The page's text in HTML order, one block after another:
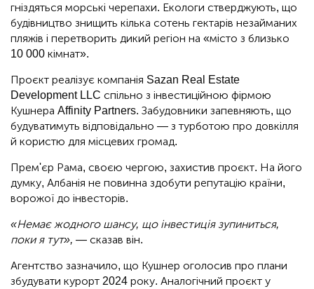
гніздяться морські черепахи. Екологи стверджують, що
будівництво знищить кілька сотень гектарів незайманих
пляжів і перетворить дикий регіон на «місто з близько
10 000 кімнат».
Проєкт реалізує компанія Sazan Real Estate
Development LLC спільно з інвестиційною фірмою
Кушнера Affinity Partners. Забудовники запевняють, що
будуватимуть відповідально — з турботою про довкілля
й користю для місцевих громад.
Прем'єр Рама, своєю чергою, захистив проєкт. На його
думку, Албанія не повинна здобути репутацію країни,
ворожої до інвесторів.
«Немає жодного шансу, що інвестиція зупиниться,
поки я тут», — сказав він.
Агентство зазначило, що Кушнер оголосив про плани
збудувати курорт 2024 року. Аналогічний проєкт у